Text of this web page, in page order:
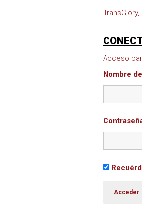
TransGlory,
Acceso
Nombre